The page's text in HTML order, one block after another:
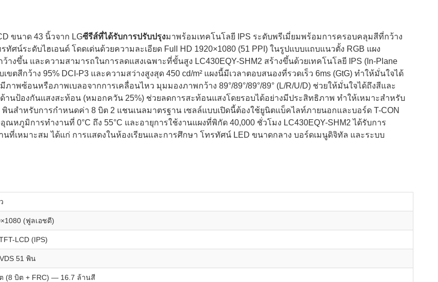
ขนาด 43 นิ้วจาก LGซีรีส์ที่ได้รับการปรับปรุงมาพร้อมเทคโนโลยี IPS ระดับพรีเมี่ยมพร้อมการครอบคลุมสีที่กว้าง
น์ระดับไฮเอนด์ โดดเด่นด้วยความละเอียด Full HD 1920×1080 (51 PPI) ในรูปแบบแถบแนวตั้ง RGB แผง
งขึ้น และความสามารถในการลดแสงเฉพาะที่ขั้นสูง LC430EQY-SHM2 สร้างขึ้นด้วยเทคโนโลยี IPS (In-Plane
สีกว้าง 95% DCI-P3 และความสว่างสูงสุด 450 cd/m² แผงนี้มีเวลาตอบสนองที่รวดเร็ว 6ms (GtG) ทำให้มั่นใจได้
าพซ้อนหรือภาพเบลอจากการเคลื่อนไหว มุมมองภาพกว้าง 89°/89°/89°/89° (L/R/U/D) ช่วยให้มั่นใจได้ถึงสีและ
านป้องกันแสงสะท้อน (หมอกควัน 25%) ช่วยลดการสะท้อนแสงโดยรอบได้อย่างมีประสิทธิภาพ ทำให้เหมาะสำหรับ
นสำหรับการกำหนดค่า 8 บิต 2 แชนเนลมาตรฐาน เซลล์แบบเปิดนี้ต้องใช้ยูนิตแบ็คไลท์ภายนอกและบอร์ด T-CON
ภูมิการทำงานที่ 0°C ถึง 55°C และอายุการใช้งานแผงที่พิกัด 40,000 ชั่วโมง LC430EQY-SHM2 ได้รับการ
ที่เหมาะสม ได้แก่ การแสดงในห้องเรียนและการศึกษา โทรทัศน์ LED ขนาดกลาง บอร์ดเมนูดิจิทัล และระบบ
(ฟูลเอชดี)
LCD (IPS)
51 พิน
(8 บิต + FRC) — 16.7 ล้านสี